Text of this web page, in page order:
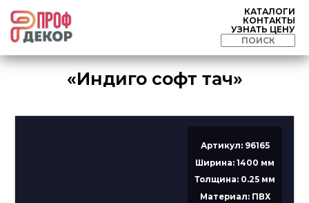
КАТАЛОГИ
КОНТАКТЫ
УЗНАТЬ ЦЕНУ
«Индиго софт тач»
Артикул: 96165
Ширина: 1400 мм
Толщина: 0.25 мм
Материал: ПВХ